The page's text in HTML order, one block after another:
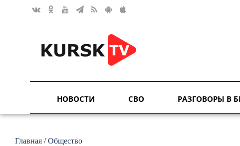
НОВОСТИ СВО РАЗГОВОРЫ В
Главная /Общество